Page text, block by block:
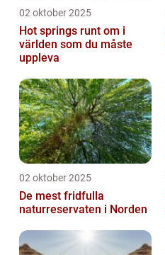
02 oktober 2025
Hot springs runt om i
världen som du måste
uppleva
02 oktober 2025
De mest fridfulla
naturreservaten i Norden